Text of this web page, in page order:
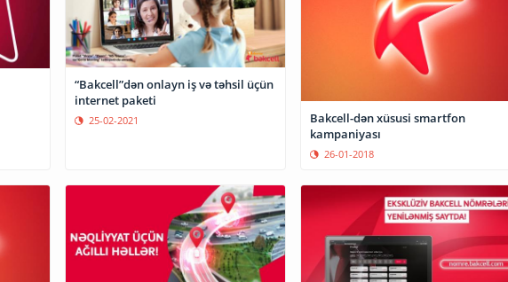
“Bakcell”dən onlayn iş və təhsil üçün
internet paketi
25-02-2021
Bakcell-dən xüsusi smartfon
kampaniyası
26-01-2018